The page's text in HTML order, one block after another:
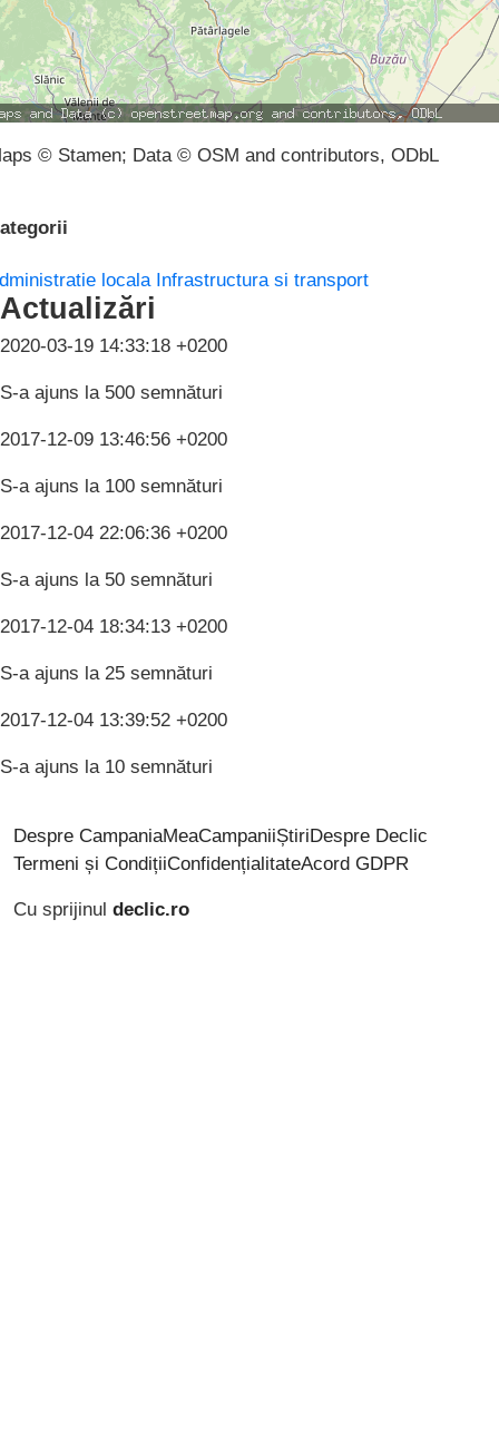
© Stamen; Data © OSM and contributors, ODbL
locala Infrastructura si transport
Actualizări
2020-03-19 14:33:18 +0200
S-a ajuns la 500 semnături
2017-12-09 13:46:56 +0200
S-a ajuns la 100 semnături
2017-12-04 22:06:36 +0200
S-a ajuns la 50 semnături
2017-12-04 18:34:13 +0200
S-a ajuns la 25 semnături
2017-12-04 13:39:52 +0200
S-a ajuns la 10 semnături
Despre CampaniaMeaCampaniiȘtiriDespre Declic
Termeni și CondițiiConfidențialitateAcord GDPR
Cu sprijinul declic.ro